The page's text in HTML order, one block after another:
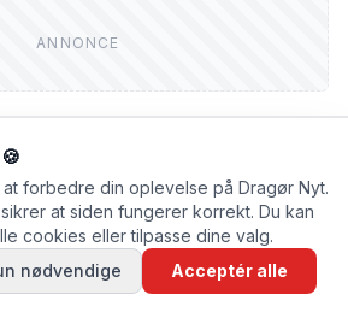
forbedre din oplevelse på Dragør Nyt.
at siden fungerer korrekt. Du kan
cookies eller tilpasse dine valg.
nødvendige Acceptér alle